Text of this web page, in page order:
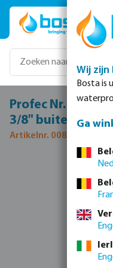
Ga naar de hoofdinhoud
Profec Nr. 245
3/8" buitendraad
Artikelnr. 0080119
Afbeeldingengalerij
Wij zijn
Bosta is
Ga